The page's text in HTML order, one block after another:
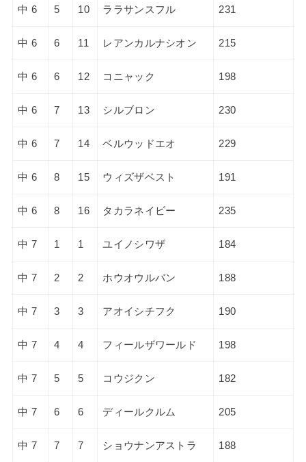
中 6 5 10 ララサンスフル 231
中 6 6 11 レアンカルナシオン 215
中 6 6 12 コニャック 198
中 6 7 13 シルブロン 230
中 6 7 14 ベルウッドエオ 229
中 6 8 15 ウィズザベスト 191
中 6 8 16 タカラネイビー 235
中 7 1 1 ユイノシワザ 184
中 7 2 2 ホウオウルバン 188
中 7 3 3 アオイシチフク 190
中 7 4 4 フィールザワールド 198
中 7 5 5 コウジクン 182
中 7 6 6 ディールクルム 205
中 7 7 7 ショウナンアストラ 188